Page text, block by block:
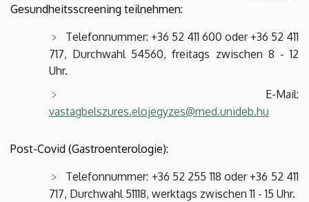
Gesundheitsscreening teilnehmen:
Telefonnummer: +36 52 411 600 oder +36 52 411
717, Durchwahl 54560, freitags zwischen 8 - 12
Uhr.
E-Mail:
vastagbelszures.elojegyzes@med.unideb.hu
Post-Covid (Gastroenterologie):
Telefonnummer: +36 52 255 118 oder +36 52 411
717, Durchwahl 51118, werktags zwischen 11 - 15 Uhr.